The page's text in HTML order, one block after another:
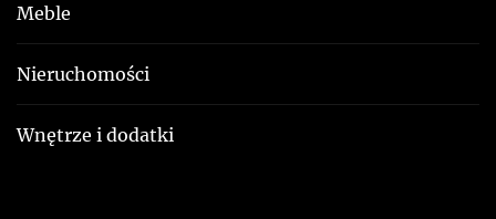
Meble
Nieruchomości
Wnętrze i dodatki